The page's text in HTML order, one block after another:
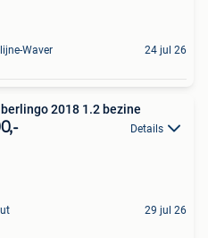
Waver 24 jul 26
Citroen berlingo 2018 1.2 bezine
Details
29 jul 26